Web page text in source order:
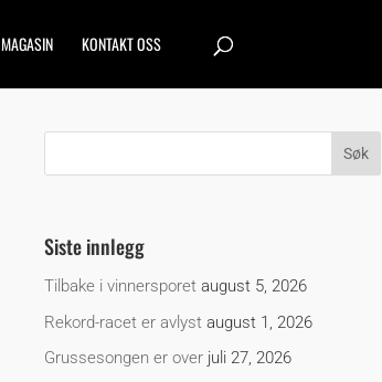
MAGASIN KONTAKT OSS
Siste innlegg
Tilbake i vinnersporet august 5, 2026
Rekord-racet er avlyst august 1, 2026
Grussesongen er over juli 27, 2026